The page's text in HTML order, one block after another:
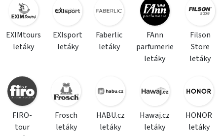
EXIMtours
letáky
EXIsport
letáky
Faberlic
letáky
FAnn
parfumerie
letáky
Filson
Store
letáky
FIRO-
tour
Frosch
letáky
HABU.cz
letáky
Hawaj.cz
letáky
HONOR
letáky